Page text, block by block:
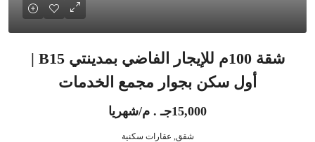
شقة 100م للإيجار الفاضي بمدينتي B15 |
أول سكن بجوار مجمع الخدمات
15,000جـ . م/شهريا
شقق, عقارات سكنية